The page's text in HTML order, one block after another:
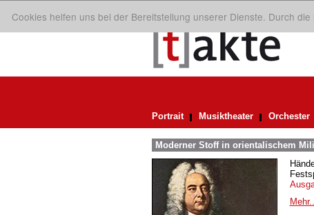
Cookies helfen uns bei der Bereitstellung unserer Dienste. Durch
Portrait Musiktheater Orchester
Moderner Stoff in orientalischem